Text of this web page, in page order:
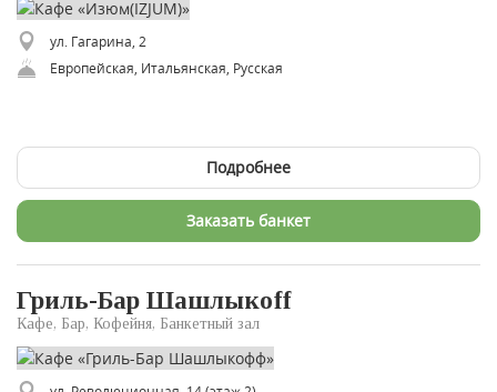
ул. Гагарина, 2
Европейская, Итальянская, Русская
Подробнее
Заказать банкет
Гриль-Бар Шашлыкоff
Кафе, Бар, Кофейня, Банкетный зал